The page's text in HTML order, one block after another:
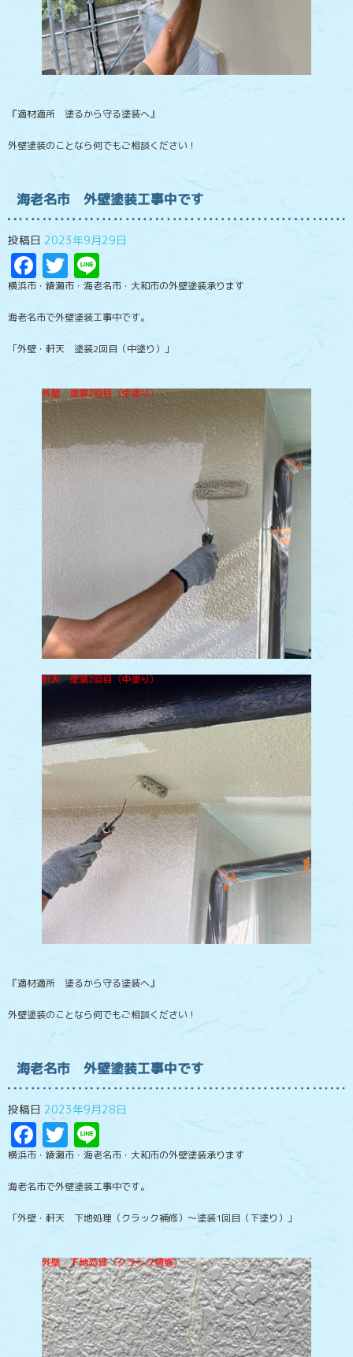
『適材適所 塗るから守る塗装へ』
外壁塗装のことなら何でもご相談ください！
海老名市 外壁塗装工事中です
投稿日 2023年9月29日
Facebook
Twitter
横浜市・綾瀬市・海老名市・大和市の外壁塗装承ります
海老名市で外壁塗装工事中です。
「外壁・軒天 塗装2回目（中塗り）」
『適材適所 塗るから守る塗装へ』
外壁塗装のことなら何でもご相談ください！
海老名市 外壁塗装工事中です
投稿日 2023年9月28日
Facebook
Twitter
横浜市・綾瀬市・海老名市・大和市の外壁塗装承ります
海老名市で外壁塗装工事中です。
「外壁・軒天 下地処理（クラック補修）～塗装1回目（下塗り）」